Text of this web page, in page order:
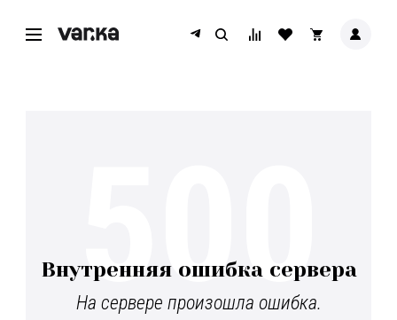
Внутренняя ошибка сервера
На сервере произошла ошибка.
500